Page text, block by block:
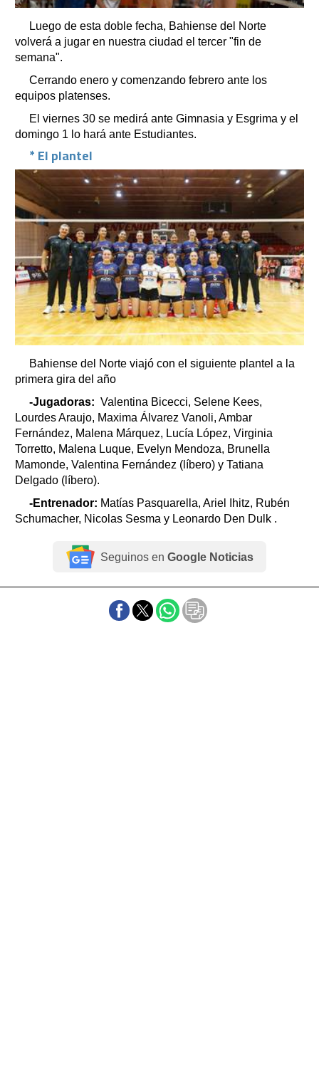
Luego de esta doble fecha, Bahiense del Norte
volverá a jugar en nuestra ciudad el tercer "fin de
semana".
Cerrando enero y comenzando febrero ante los
equipos platenses.
El viernes 30 se medirá ante Gimnasia y Esgrima y el
domingo 1 lo hará ante Estudiantes.
* El plantel
Bahiense del Norte viajó con el siguiente plantel a la
primera gira del año
-Jugadoras: Valentina Bicecci, Selene Kees,
Lourdes Araujo, Maxima Álvarez Vanoli, Ambar
Fernández, Malena Márquez, Lucía López, Virginia
Torretto, Malena Luque, Evelyn Mendoza, Brunella
Mamonde, Valentina Fernández (líbero) y Tatiana
Delgado (líbero).
-Entrenador: Matías Pasquarella, Ariel Ihitz, Rubén
Schumacher, Nicolas Sesma y Leonardo Den Dulk .
Seguinos en Google Noticias